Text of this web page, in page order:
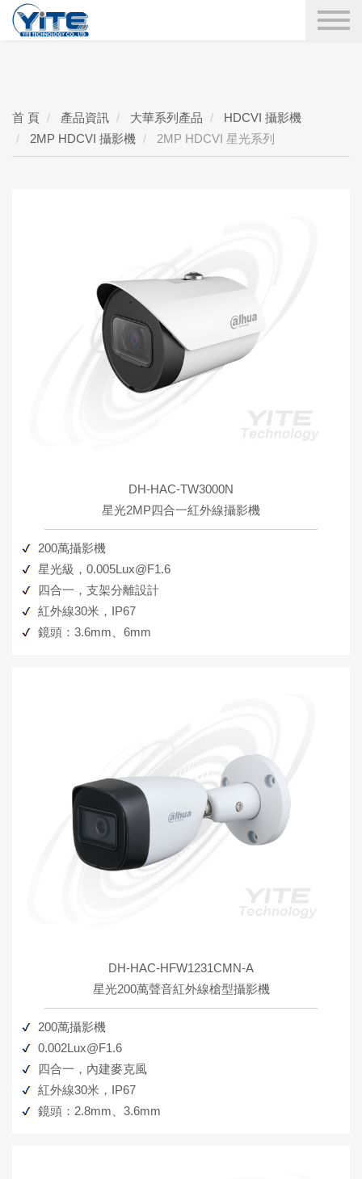
YITE Technology
首 頁 產品資訊 大華系列產品
HDCVI 攝影機
2MP HDCVI 攝影機
2MP HDCVI 星光系列
DH-HAC-TW3000N
星光2MP四合一紅外線攝影機
200萬攝影機
星光級，0.005Lux@F1.6
四合一，支架分離設計
紅外線30米，IP67
鏡頭：3.6mm、6mm
DH-HAC-HFW1231CMN-A
星光200萬聲音紅外線槍型攝影機
200萬攝影機
0.002Lux@F1.6
四合一，內建麥克風
紅外線30米，IP67
鏡頭：2.8mm、3.6mm